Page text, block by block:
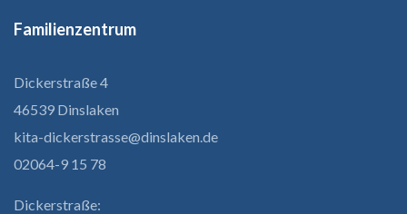
Familienzentrum
Dickerstraße 4
46539 Dinslaken
kita-dickerstrasse@dinslaken.de
02064-9 15 78
Dickerstraße: